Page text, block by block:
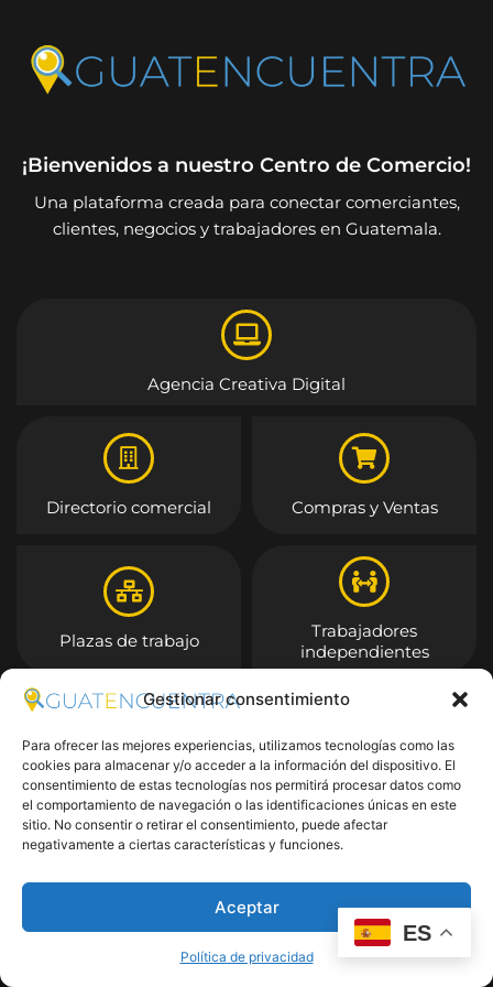
Gestionar consentimiento
Para ofrecer las mejores experiencias, utilizamos tecnologías como las
cookies para almacenar y/o acceder a la información del dispositivo. El
consentimiento de estas tecnologías nos permitirá procesar datos como
el comportamiento de navegación o las identificaciones únicas en este
sitio. No consentir o retirar el consentimiento, puede afectar
negativamente a ciertas características y funciones.
Aceptar
Política de privacidad
¡Bienvenidos a nuestro Centro de Comercio!
Una plataforma creada para conectar comerciantes,
clientes, negocios y trabajadores en Guatemala.
Agencia Creativa Digital
Directorio comercial Compras y Ventas
Plazas de trabajo
Trabajadores
independientes
Entrar
ES